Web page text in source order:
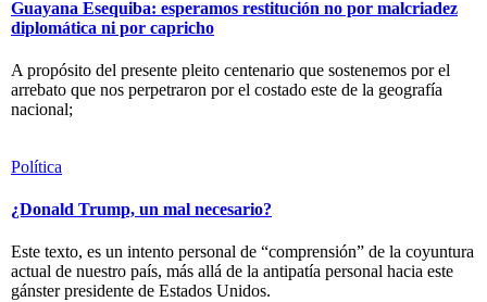
Guayana Esequiba: esperamos restitución no por malcriadez
diplomática ni por capricho
A propósito del presente pleito centenario que sostenemos por el
arrebato que nos perpetraron por el costado este de la geografía
nacional;
Política
¿Donald Trump, un mal necesario?
Este texto, es un intento personal de “comprensión” de la coyuntura
actual de nuestro país, más allá de la antipatía personal hacia este
gánster presidente de Estados Unidos.